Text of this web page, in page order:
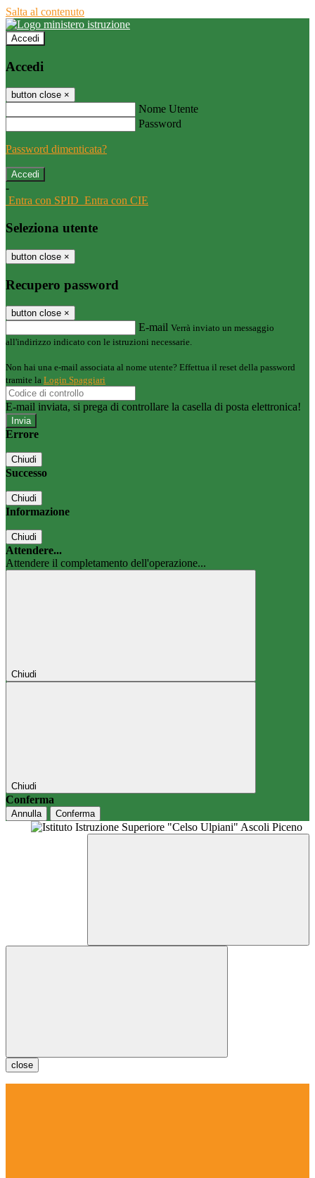
Salta al contenuto
Accedi
Accedi
button close ×
Nome Utente
Password
Password dimenticata?
-
Entra con SPID Entra con CIE
Seleziona utente
button close ×
Recupero password
button close ×
E-mail Verrà inviato un messaggio
all'indirizzo indicato con le istruzioni necessarie.
Non hai una e-mail associata al nome utente? Effettua il reset della password
tramite la Login Spaggiari
E-mail inviata, si prega di controllare la casella di posta elettronica!
Errore
Chiudi
Successo
Chiudi
Informazione
Chiudi
Attendere...
Attendere il completamento dell'operazione...
Chiudi
Chiudi
Conferma
Annulla Conferma
close